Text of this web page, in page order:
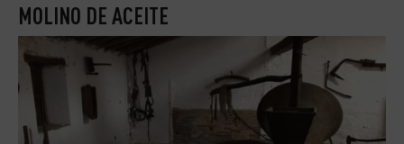
MOLINO DE ACEITE